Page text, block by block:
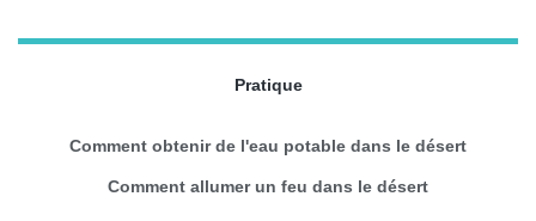
Pratique
Comment obtenir de l'eau potable dans le désert
Comment allumer un feu dans le désert